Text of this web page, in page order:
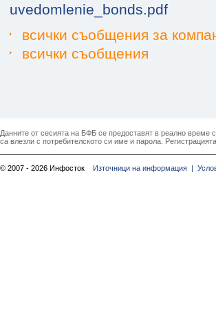
uvedomlenie_bonds.pdf
всички съобщения за
всички съобщения
Данните от сесията на БФБ се предоставят в реално време
са влезли с потребителското си име и парола.
© 2007 - 2026 Инфосток Източници на информация |